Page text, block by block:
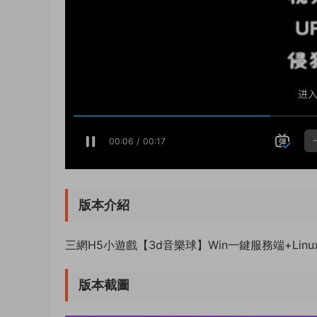
版本介紹
三網H5小遊戲【3d音樂球】Win一鍵服務端
版本截圖